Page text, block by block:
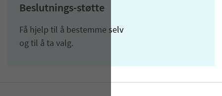
Beslutnings-støtte
Få hjelp til å bestemme selv
og til å ta valg.